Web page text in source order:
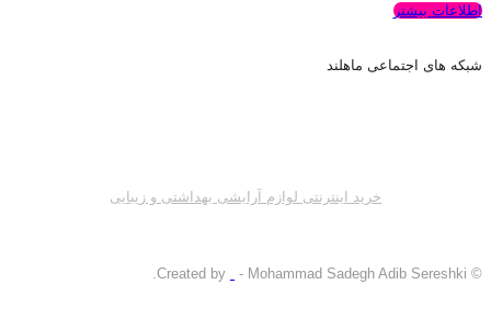
اطلاعات بیشتر
شبکه های اجتماعی ماهلند
خرید اینترنتی لوازم آرایشی بهداشتی و زیبایی
© Created by
- Mohammad Sadegh Adib Sereshki.